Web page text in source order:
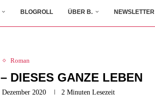
BLOGROLL ÜBER B. NEWSLETTER
Roman
DIESES GANZE LEBEN
Dezember 2020 2 Minuten Lesezeit